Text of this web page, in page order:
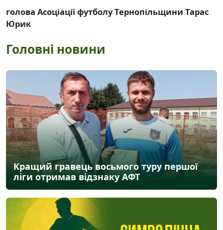
голова Асоціації футболу Тернопільщини Тарас
Юрик
Головні новини
Кращий гравець восьмого туру першої
ліги отримав відзнаку АФТ